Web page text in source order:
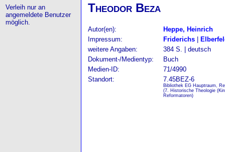
Verleih nur an
angemeldete Benutzer
möglich.
Theodor Beza
Autor(en):
Heppe, Heinrich
Impressum:
Friderichs
weitere Angaben:
384 S. | deutsch
Dokument-/Medientyp:
Buch
Medien-ID:
71/4990
Standort:
7.45BEZ-6
Bibliothek EG Hauptraum,
(7. Historische Theologie
Reformatoren)